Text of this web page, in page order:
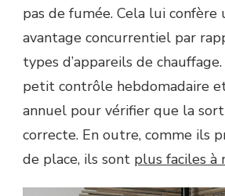
pas de fumée. Cela lui confère
avantage concurrentiel par
types d’appareils de
petit contrôle hebdomadaire
annuel pour vérifier que la
correcte. En outre, comme ils
de place, ils sont plus faciles à